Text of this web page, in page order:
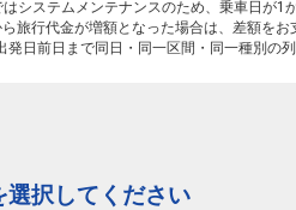
システムメンテナンスのため、乗車日が1
旅行代金が増額となった場合は、差額をお
発日前日まで同日・同一区間・同一種別
択してください